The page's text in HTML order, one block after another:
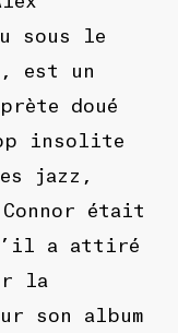
sous le
est un
doué
insolite
jazz,
était
a attiré
la
son album